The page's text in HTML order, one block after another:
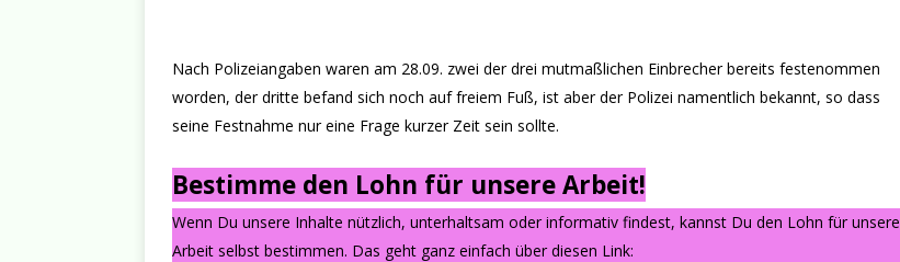
Nach Polizeiangaben waren am 28.09. zwei der drei mutmaßlichen Einbrecher bereits festenommen
worden, der dritte befand sich noch auf freiem Fuß, ist aber der Polizei namentlich bekannt, so dass
seine Festnahme nur eine Frage kurzer Zeit sein sollte.
Bestimme den Lohn für unsere Arbeit!
Wenn Du unsere Inhalte nützlich, unterhaltsam oder informativ findest, kannst Du den Lohn für unsere
Arbeit selbst bestimmen. Das geht ganz einfach über diesen Link: